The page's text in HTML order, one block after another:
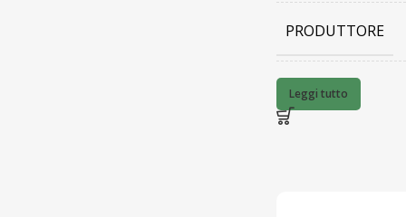
PRODUTTORE
BARCODE
Leggi tutto